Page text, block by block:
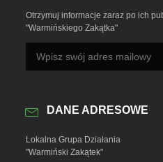
Otrzymuj informacje zaraz po ich
"Warmińskiego Zakątka"
DANE ADRESOWE
Lokalna Grupa Działania
"Warmiński Zakątek"